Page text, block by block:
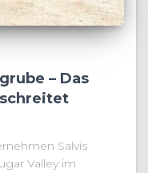
– Das
schreitet
Salvis
Valley im